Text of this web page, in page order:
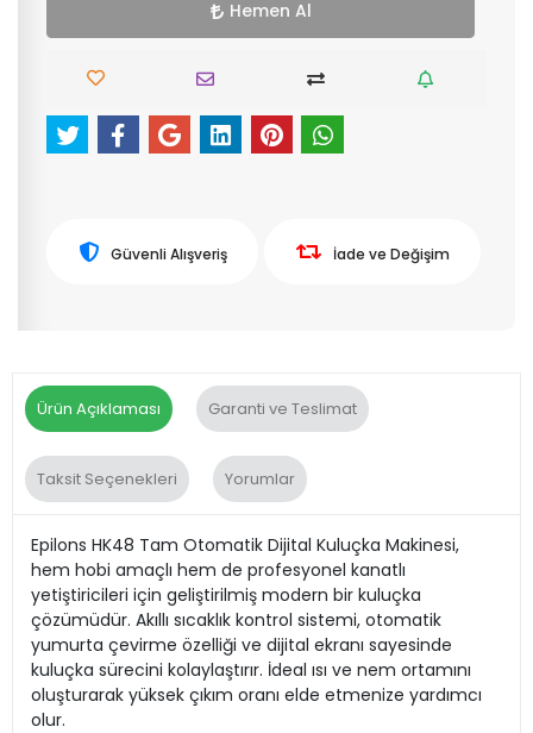
Hemen Al
Güvenli Alışveriş İade ve Değişim
Ürün Açıklaması Garanti ve Teslimat
Taksit Seçenekleri Yorumlar
Epilons HK48 Tam Otomatik Dijital Kuluçka Makinesi,
hem hobi amaçlı hem de profesyonel kanatlı
yetiştiricileri için geliştirilmiş modern bir kuluçka
çözümüdür. Akıllı sıcaklık kontrol sistemi, otomatik
yumurta çevirme özelliği ve dijital ekranı sayesinde
kuluçka sürecini kolaylaştırır. İdeal ısı ve nem ortamını
oluşturarak yüksek çıkım oranı elde etmenize yardımcı
olur.